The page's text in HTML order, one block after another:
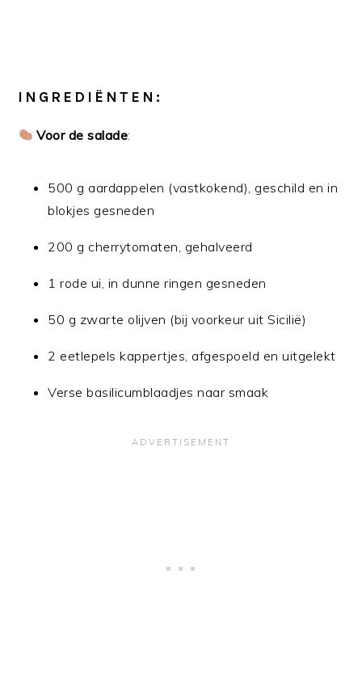
INGREDIËNTEN:
Voor de salade:
500 g aardappelen (vastkokend), geschild en in
blokjes gesneden
200 g cherrytomaten, gehalveerd
1 rode ui, in dunne ringen gesneden
50 g zwarte olijven (bij voorkeur uit Sicilië)
2 eetlepels kappertjes, afgespoeld en uitgelekt
Verse basilicumblaadjes naar smaak